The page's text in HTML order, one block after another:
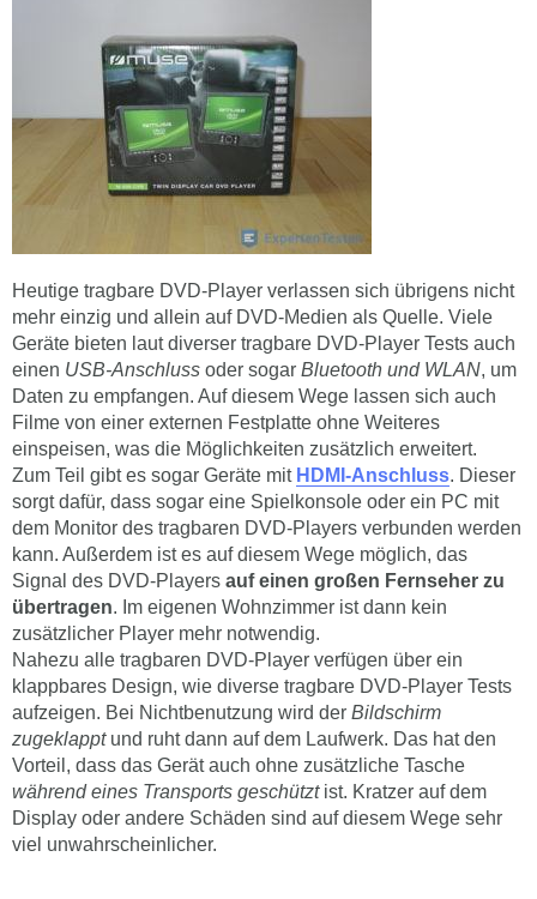
Heutige tragbare DVD-Player verlassen sich übrigens nicht
mehr einzig und allein auf DVD-Medien als Quelle. Viele
Geräte bieten laut diverser tragbare DVD-Player Tests auch
einen USB-Anschluss oder sogar Bluetooth und WLAN, um
Daten zu empfangen. Auf diesem Wege lassen sich auch
Filme von einer externen Festplatte ohne Weiteres
einspeisen, was die Möglichkeiten zusätzlich erweitert.
Zum Teil gibt es sogar Geräte mit HDMI-Anschluss. Dieser
sorgt dafür, dass sogar eine Spielkonsole oder ein PC mit
dem Monitor des tragbaren DVD-Players verbunden werden
kann. Außerdem ist es auf diesem Wege möglich, das
Signal des DVD-Players auf einen großen Fernseher zu
übertragen. Im eigenen Wohnzimmer ist dann kein
zusätzlicher Player mehr notwendig.
Nahezu alle tragbaren DVD-Player verfügen über ein
klappbares Design, wie diverse tragbare DVD-Player Tests
aufzeigen. Bei Nichtbenutzung wird der Bildschirm
zugeklapptund ruht dann auf dem Laufwerk. Das hat den
Vorteil, dass das Gerät auch ohne zusätzliche Tasche
während eines Transports geschütztist. Kratzer auf dem
Display oder andere Schäden sind auf diesem Wege sehr
viel unwahrscheinlicher.